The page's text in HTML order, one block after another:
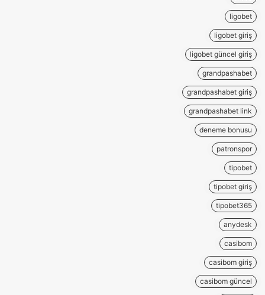
ligobet
ligobet giriş
ligobet güncel giriş
grandpashabet
grandpashabet giriş
grandpashabet link
deneme bonusu
patronspor
tipobet
tipobet giriş
tipobet365
anydesk
casibom
casibom giriş
casibom güncel